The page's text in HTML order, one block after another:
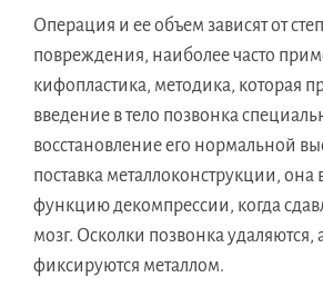
Операция и ее объем зависят от
повреждения, наиболее часто
кифопластика, методика, которая
введение в тело позвонка
восстановление его нормальной
поставка металлоконструкции, она
функцию декомпрессии, когда
мозг. Осколки позвонка удаляются,
фиксируются металлом.